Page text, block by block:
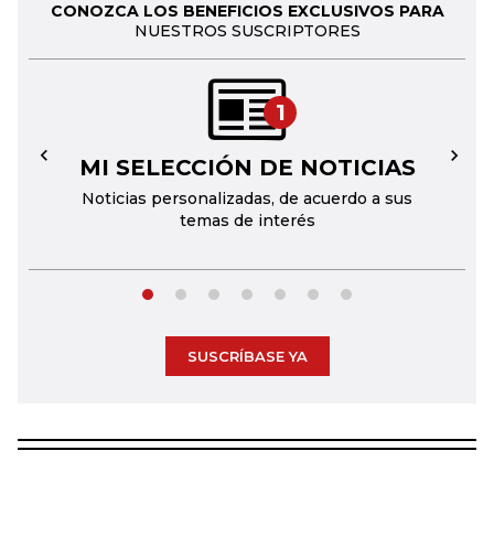
CONOZCA LOS BENEFICIOS EXCLUSIVOS PARA
NUESTROS SUSCRIPTORES
1
MI SELECCIÓN DE NOTICIAS
Noticias personalizadas, de acuerdo a sus
temas de interés
← →
SUSCRÍBASE YA